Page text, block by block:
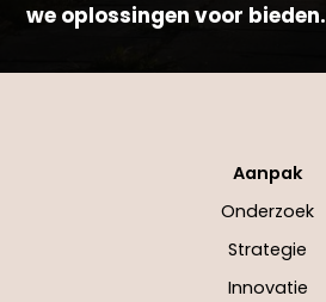
we oplossingen voor bieden.
Aanpak
Onderzoek
Strategie
Innovatie